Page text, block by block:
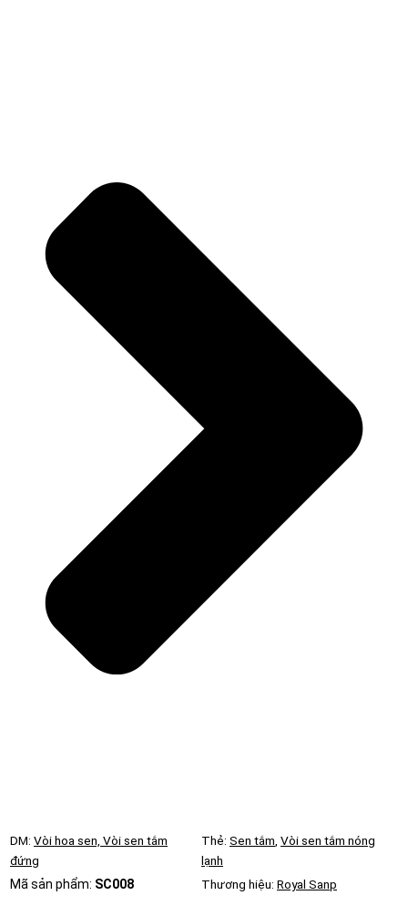
DM: Vòi hoa sen, Vòi sen tắm
đứng
Thẻ: Sen tắm Vòi sen tắm nóng
lạnh
Mã sản phẩm: SC008 Thương hiệu: Royal Sanp